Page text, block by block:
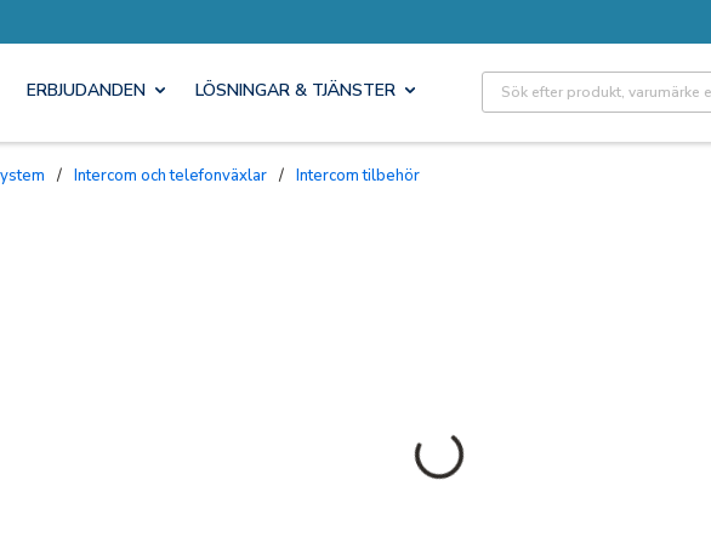
ERBJUDANDEN LÖSNINGAR & TJÄNSTER Site Search
/ Intercom och telefonväxlar / Intercom tilbehör